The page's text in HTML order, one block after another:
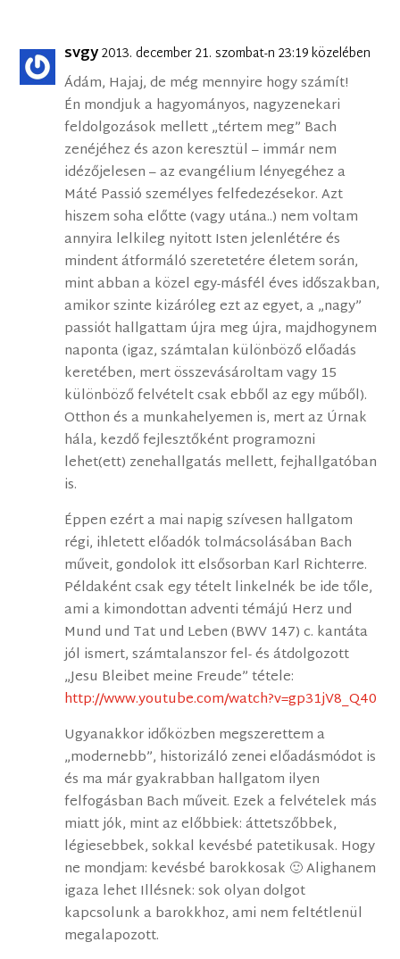
svgy2013. december 21. szombat-n 23:19 közelében
Ádám, Hajaj, de még mennyire hogy számít!
Én mondjuk a hagyományos, nagyzenekari
feldolgozások mellett „tértem meg” Bach
zenéjéhez és azon keresztül – immár nem
idézőjelesen – az evangélium lényegéhez a
Máté Passió személyes felfedezésekor. Azt
hiszem soha előtte (vagy utána..) nem voltam
annyira lelkileg nyitott Isten jelenlétére és
mindent átformáló szeretetére életem során,
mint abban a közel egy-másfél éves időszakban,
amikor szinte kizáróleg ezt az egyet, a „nagy”
passiót hallgattam újra meg újra, majdhogynem
naponta (igaz, számtalan különböző előadás
keretében, mert összevásároltam vagy 15
különböző felvételt csak ebből az egy műből).
Otthon és a munkahelyemen is, mert az Úrnak
hála, kezdő fejlesztőként programozni
lehet(ett) zenehallgatás mellett, fejhallgatóban
is.
Éppen ezért a mai napig szívesen hallgatom
régi, ihletett előadók tolmácsolásában Bach
műveit, gondolok itt elsősorban Karl Richterre.
Példaként csak egy tételt linkelnék be ide tőle,
ami a kimondottan adventi témájú Herz und
Mund und Tat und Leben (BWV 147) c. kantáta
jól ismert, számtalanszor fel- és átdolgozott
„Jesu Bleibet meine Freude” tétele:
http://www.youtube.com/watch?v=gp31jV8_Q40
Ugyanakkor időközben megszerettem a
„modernebb”, historizáló zenei előadásmódot is
és ma már gyakrabban hallgatom ilyen
felfogásban Bach műveit. Ezek a felvételek más
miatt jók, mint az előbbiek: áttetszőbbek,
légiesebbek, sokkal kevésbé patetikusak. Hogy
ne mondjam: kevésbé barokkosak 🙂 Alighanem
igaza lehet Illésnek: sok olyan dolgot
kapcsolunk a barokkhoz, ami nem feltétlenül
megalapozott.